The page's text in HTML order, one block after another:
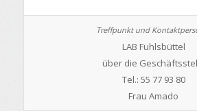
LAB Fuhlsbüttel
über die
Tel.: 55 77 93 80
Frau Amado